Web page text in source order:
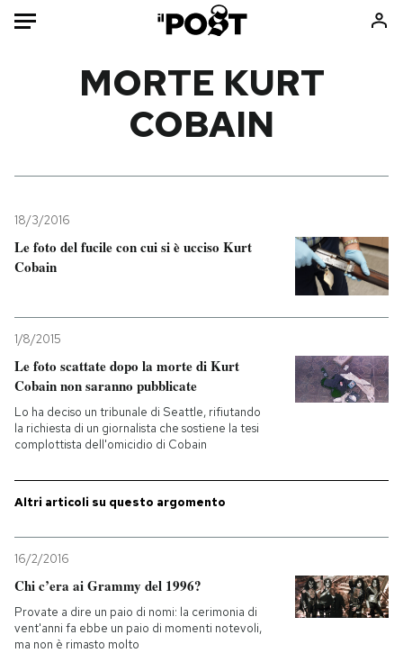
Mondo
Tecnologia
Internet
Economia
Sport
Libri
Ok Boomer!
Mondiali calcio 2026
PODCAST
NEWSLETTER
I MIEI PREFERITI
SHOP
MORTE KURT
COBAIN
18/3/2016
Le foto del fucile con cui si è ucciso Kurt
Cobain
1/8/2015
Le foto scattate dopo la morte di Kurt
Cobain non saranno pubblicate
Lo ha deciso un tribunale di Seattle, rifiutando
la richiesta di un giornalista che sostiene la tesi
complottista dell'omicidio di Cobain
Altri articoli su questo argomento
16/2/2016
Chi c’era ai Grammy del 1996?
Provate a dire un paio di nomi: la cerimonia di
vent'anni fa ebbe un paio di momenti notevoli,
ma non è rimasto molto